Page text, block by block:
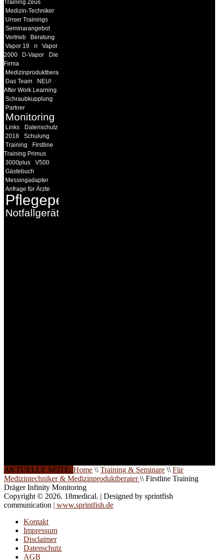
Training Zeus
Medizin-Techniker
Unser Trainings
Seminarangebot
Vertrieb
Beratung
Vapor 19
n
Vapor
2000
D-Vapor
Die
Firma
Medizinproduktberater
Das Team
NEU!
After Work Learning
Schraubkupplung
Partner
Monitoring
Links
Datenschutz
2018
Schulung
Training
Firstline
Training Primus
3000plus
V500
Gästebuch
Messingadapter
Anfrage für Ärzte
Pflegepersonal
Notfallgeräte
AKTUELLE SEITE: Home \\ Training & Seminare \\ Für
Medizintechniker & Medizinproduktberater\\ Firstline Training
Dräger Infinity Monitoring
Copyright © 2026. 18medical. | Designed by sprintfish
communication | www.sprintfish.de
Kontakt
Impressum
Disclaimer
Datenschutz
AGB